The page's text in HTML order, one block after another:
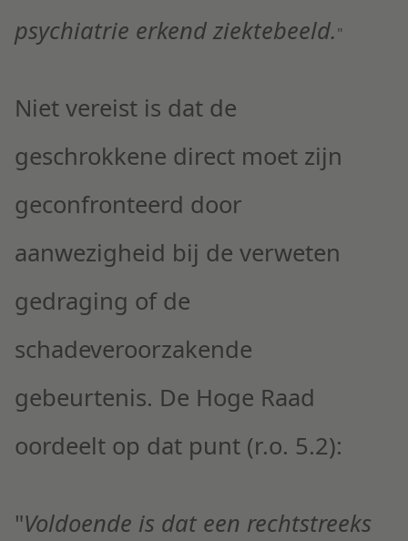
psychiatrie erkend ziektebeeld."
Niet vereist is dat de
geschrokkene direct moet zijn
geconfronteerd door
aanwezigheid bij de verweten
gedraging of de
schadeveroorzakende
gebeurtenis. De Hoge Raad
oordeelt op dat punt (r.o. 5.2):
"Voldoende is dat een rechtstreeks